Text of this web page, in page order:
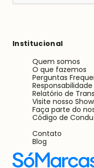
Institucional
Quem somos
O que fazemos
Perguntas
Relatório de
Visite nosso
Faça parte do
Código de
Contato
Blog